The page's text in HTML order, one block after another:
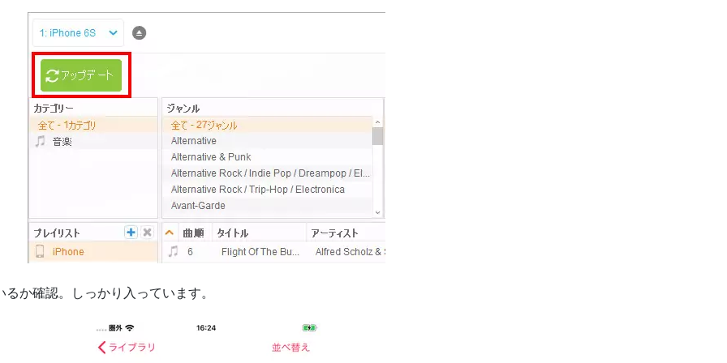
か確認。しっかり入っています。